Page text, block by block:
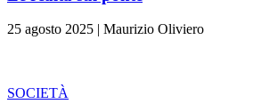
25 agosto 2025 | Maurizio Oliviero
SOCIETÀ